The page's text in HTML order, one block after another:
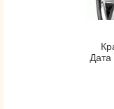
Дата